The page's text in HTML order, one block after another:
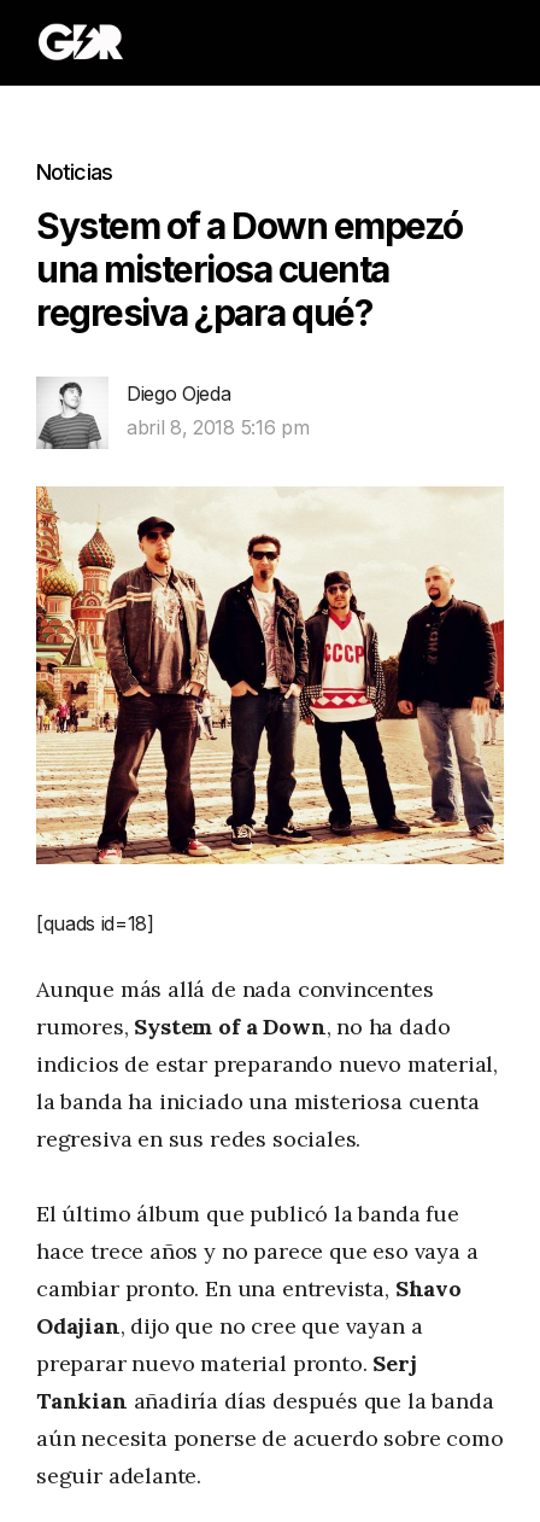
Noticias
System of a Down empezó
una misteriosa cuenta
regresiva ¿para qué?
Diego Ojeda
abril 8, 2018 5:16 pm
[quads id=18]
Aunque más allá de nada convincentes
rumores, System of a Down, no ha dado
indicios de estar preparando nuevo material,
la banda ha iniciado una misteriosa cuenta
regresiva en sus redes sociales.
El último álbum que publicó la banda fue
hace trece años y no parece que eso vaya a
cambiar pronto. En una entrevista, Shavo
Odajian, dijo que no cree que vayan a
preparar nuevo material pronto. Serj
Tankian añadiría días después que la banda
aún necesita ponerse de acuerdo sobre como
seguir adelante.